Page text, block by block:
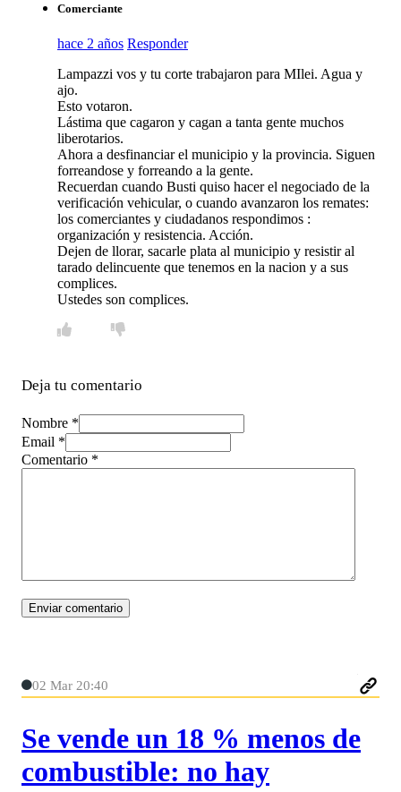
Comerciante
hace 2 años Responder
Lampazzi vos y tu corte trabajaron para MIlei. Agua y
ajo.
Esto votaron.
Lástima que cagaron y cagan a tanta gente muchos
liberotarios.
Ahora a desfinanciar el municipio y la provincia. Siguen
forreandose y forreando a la gente.
Recuerdan cuando Busti quiso hacer el negociado de la
verificación vehicular, o cuando avanzaron los remates:
los comerciantes y ciudadanos respondimos :
organización y resistencia. Acción.
Dejen de llorar, sacarle plata al municipio y resistir al
tarado delincuente que tenemos en la nacion y a sus
complices.
Ustedes son complices.
Deja tu comentario
Nombre *
Email *
Comentario *
02 Mar 20:40
Se vende un 18 % menos de
combustible: no hay